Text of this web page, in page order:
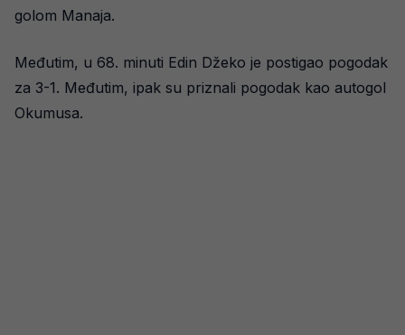
golom Manaja.
Međutim, u 68. minuti Edin Džeko je postigao pogodak
za 3-1. Međutim, ipak su priznali pogodak kao autogol
Okumusa.